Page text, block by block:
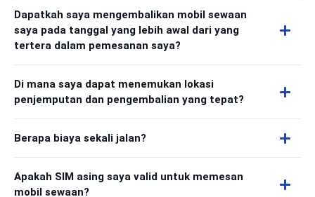
Dapatkah saya mengembalikan mobil sewaan
saya pada tanggal yang lebih awal dari yang
tertera dalam pemesanan saya?
Di mana saya dapat menemukan lokasi
penjemputan dan pengembalian yang tepat?
Berapa biaya sekali jalan?
Apakah SIM asing saya valid untuk memesan
mobil sewaan?